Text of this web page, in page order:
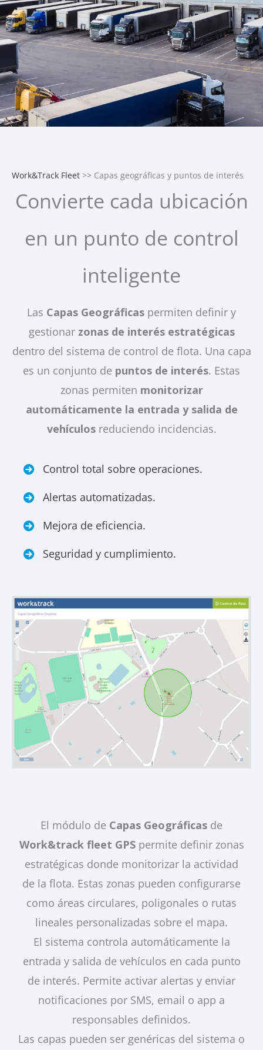
Work&Track Fleet >> Capas geográficas y puntos de interés
Convierte cada ubicación
en un punto de control
inteligente
Las Capas Geográficas permiten definir y
gestionar zonas de interés estratégicas
dentro del sistema de control de flota. Una capa
es un conjunto de puntos de interés. Estas
zonas permiten monitorizar
automáticamente la entrada y salida de
vehículosreduciendo incidencias.
Control total sobre operaciones.
Alertas automatizadas.
Mejora de eficiencia.
Seguridad y cumplimiento.
El módulo de Capas Geográficas de
Work&track fleet GPSpermite definir zonas
estratégicas donde monitorizar la actividad
de la flota. Estas zonas pueden configurarse
como áreas circulares, poligonales o rutas
lineales personalizadas sobre el mapa.
El sistema controla automáticamente la
entrada y salida de vehículos en cada punto
de interés. Permite activar alertas y enviar
notificaciones por SMS, email o app a
responsables definidos.
Las capas pueden ser genéricas del sistema o